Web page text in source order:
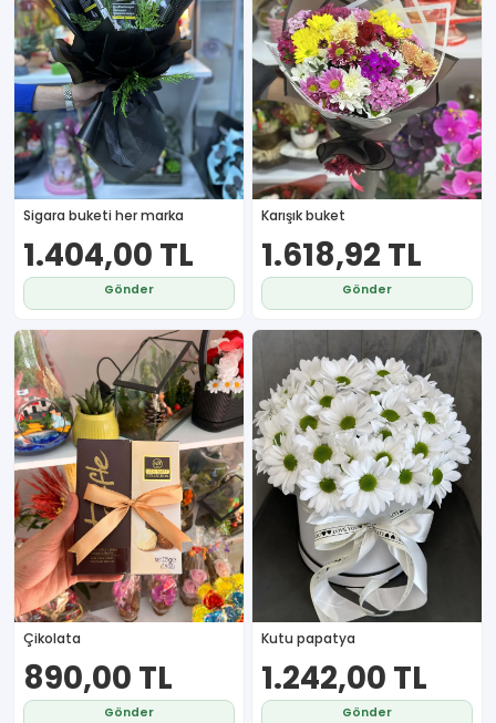
Sigara buketi her marka
1.404,00 TL
Gönder
Karışık buket
1.618,92 TL
Gönder
Çikolata
890,00 TL
Gönder
Kutu papatya
1.242,00 TL
Gönder